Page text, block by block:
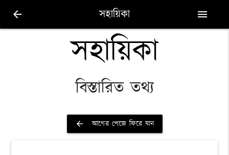
arrow_back সহায়িকা menu
সহায়িকা
বিস্তারিত তথ্য
arrow_back আগের পেজে ফিরে যান